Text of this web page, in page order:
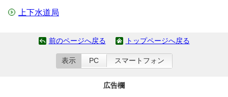
上下水道局
前のページへ戻る トップページへ戻る
表示 PC スマートフォン
広告欄